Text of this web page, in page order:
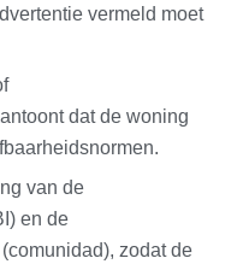
vermeld moet
dat de woning
van de
en de
zodat de